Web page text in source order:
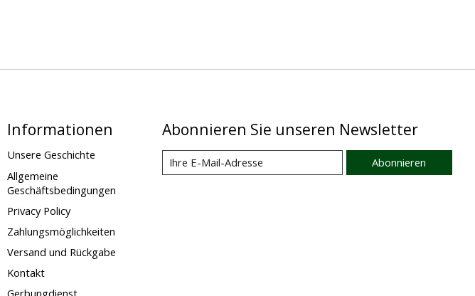
Informationen
Unsere Geschichte
Allgemeine
Geschäftsbedingungen
Privacy Policy
Zahlungsmöglichkeiten
Versand und Rückgabe
Kontakt
Abonnieren Sie unseren Newsletter
Abonnieren